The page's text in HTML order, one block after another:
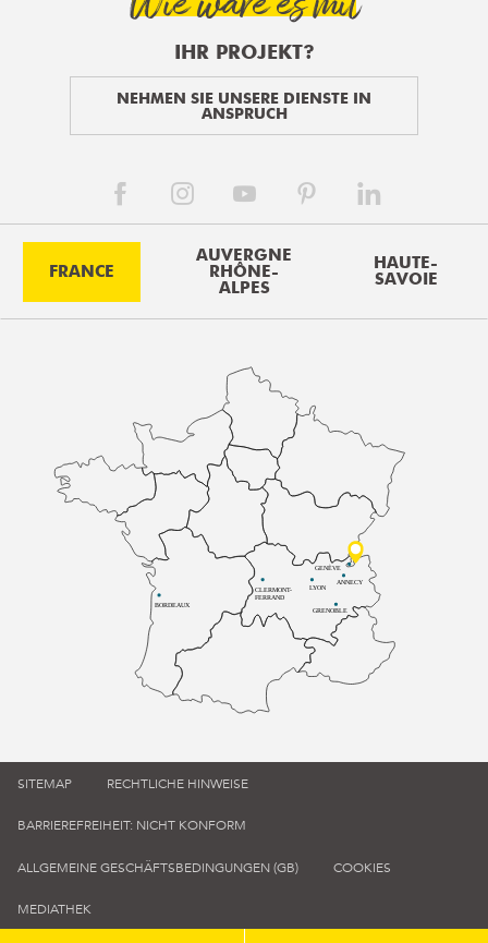
IHR PROJEKT?
NEHMEN SIE UNSERE DIENSTE IN
ANSPRUCH
FRANCE
AUVERGNE
RHÔNE-
ALPES
HAUTE-
SAVOIE
BORDEAUX
CLERMONT-
FERRAND
LYON
ANNECY
GRENOBLE
GENÈVE
SITEMAP RECHTLICHE HINWEISE
BARRIEREFREIHEIT: NICHT KONFORM
ALLGEMEINE GESCHÄFTSBEDINGUNGEN (GB) COOKIES
MEDIATHEK